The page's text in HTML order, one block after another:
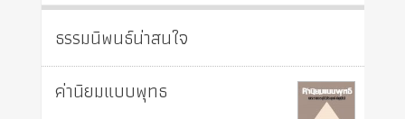
ธรรมนิพนธ์น่าสนใจ
ค่านิยมแบบพุทธ